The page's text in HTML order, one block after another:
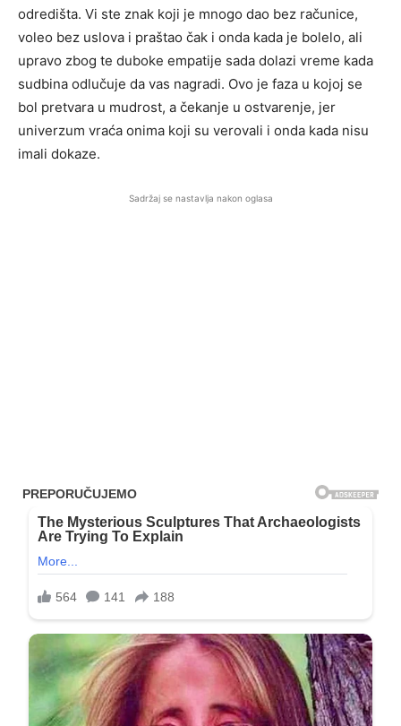
odredišta. Vi ste znak koji je mnogo dao bez računice,
voleo bez uslova i praštao čak i onda kada je bolelo, ali
upravo zbog te duboke empatije sada dolazi vreme kada
sudbina odlučuje da vas nagradi. Ovo je faza u kojoj se
bol pretvara u mudrost, a čekanje u ostvarenje, jer
univerzum vraća onima koji su verovali i onda kada nisu
imali dokaze.
Sadržaj se nastavlja nakon oglasa